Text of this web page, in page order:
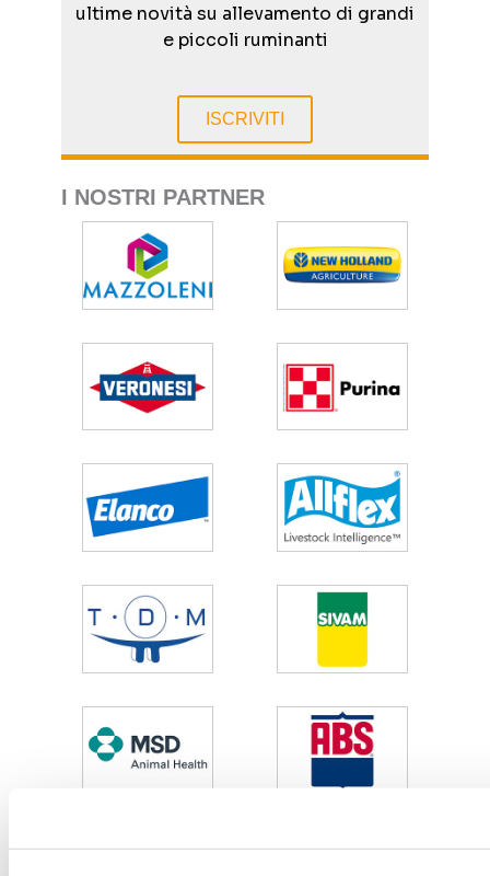
ultime novità su allevamento di grandi
e piccoli ruminanti
ISCRIVITI
I NOSTRI PARTNER